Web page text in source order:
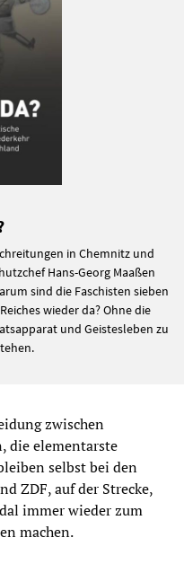
in Chemnitz und
Hans-Georg Maaßen
sind die Faschisten sieben
wieder da? Ohne die
und Geistesleben zu
zwischen
die elementarste
selbst bei den
ZDF, auf der Strecke,
immer wieder zum
machen.